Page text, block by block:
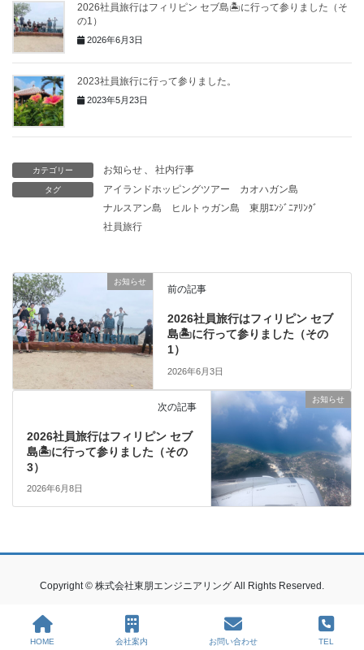
2026社員旅行はフィリピン セブ島🏝に行って参りました（そ
の1）
2026年6月3日
2023社員旅行に行って参りました。
2023年5月23日
カテゴリー お知らせ 、 社内行事
タグ アイランドホッピングツアー
カオハガン島
ナルスアン島
ヒルトゥガン島
東朋ｴﾝｼﾞﾆｱﾘﾝｸﾞ
社員旅行
お知らせ
前の記事
2026社員旅行はフィリピン セブ
島🏝に行って参りました（その
1）
2026年6月3日
お知らせ
次の記事
2026社員旅行はフィリピン セブ
島🏝に行って参りました（その
3）
2026年6月8日
Copyright © 株式会社東朋エンジニアリング All Rights Reserved.
HOME 会社案内 お問い合わせ TEL